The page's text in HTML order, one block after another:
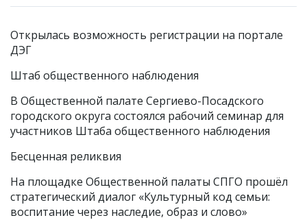
Открылась возможность регистрации на портале
ДЭГ
Штаб общественного наблюдения
В Общественной палате Сергиево-Посадского
городского округа состоялся рабочий семинар для
участников Штаба общественного наблюдения
Бесценная реликвия
На площадке Общественной палаты СПГО прошёл
стратегический диалог «Культурный код семьи:
воспитание через наследие, образ и слово»